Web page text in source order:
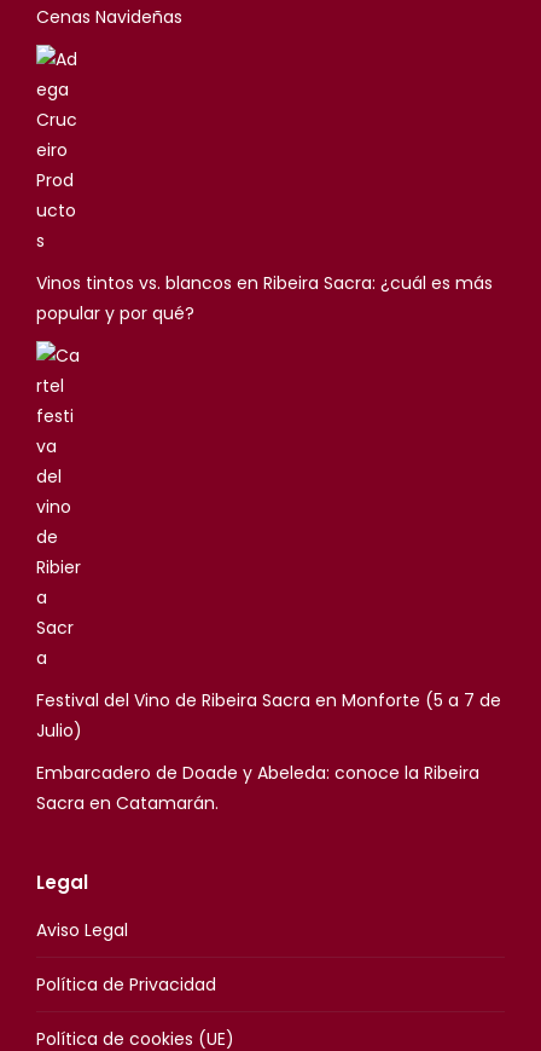
Cenas Navideñas
Vinos tintos vs. blancos en Ribeira Sacra: ¿cuál es más
popular y por qué?
Festival del Vino de Ribeira Sacra en Monforte (5 a 7 de
Julio)
Embarcadero de Doade y Abeleda: conoce la Ribeira
Sacra en Catamarán.
Legal
Aviso Legal
Política de Privacidad
Política de cookies (UE)